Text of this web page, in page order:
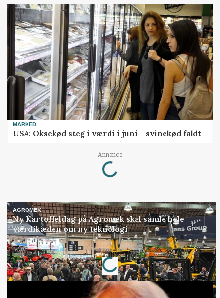
MARKED
USA: Oksekød steg i værdi i juni – svinekød faldt
Annonce
Loading...
AGROMEK
Ny Kartoffeldag på Agromek skal samle hele
værdikæden om ny teknologi
Annonce
Loading...